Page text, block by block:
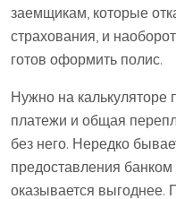
заемщикам, которые
страхования, и
готов оформить полис.
Нужно на калькуляторе
платежи и общая
без него. Нередко
предоставления банком
оказывается выгоднее.